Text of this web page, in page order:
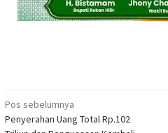
Navigasi
pos
Pos sebelumnya
Penyerahan Uang Total Rp.102